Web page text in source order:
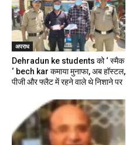
अपराध
Dehradun ke students को ‘ स्मैक
‘ bech kar कमाया मुनाफा, अब हॉस्टल,
पीजी और फ्लैट में रहने वाले थे निशाने पर